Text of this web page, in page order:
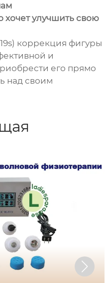
хочет улучшить свою
коррекция фигуры
и
его прямо
над своим